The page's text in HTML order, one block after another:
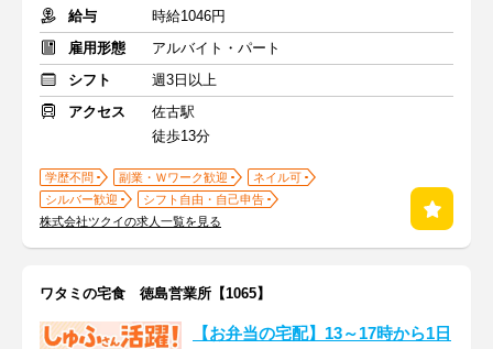
給与
時給1046円
雇用形態
アルバイト・パート
シフト
週3日以上
アクセス
佐古駅
徒歩13分
学歴不問 副業・Ｗワーク歓迎
ネイル可
シルバー歓迎
シフト自由・自己申告
株式会社ツクイの求人一覧を見る
ワタミの宅食 徳島営業所【1065】
【お弁当の宅配】13～17時から1日